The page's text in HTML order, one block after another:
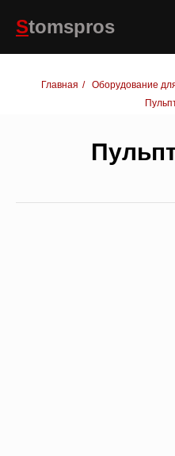
Stomspros
Главная / Оборудование